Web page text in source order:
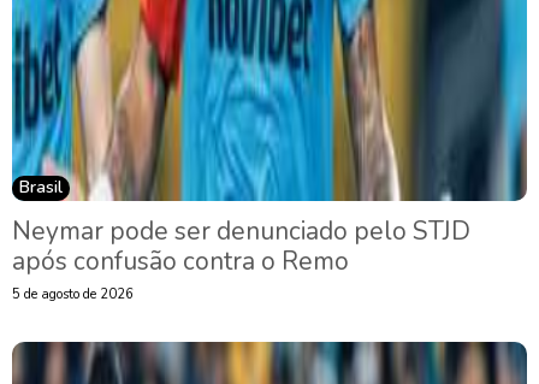
Brasil
Neymar pode ser denunciado pelo STJD
após confusão contra o Remo
5 de agosto de 2026